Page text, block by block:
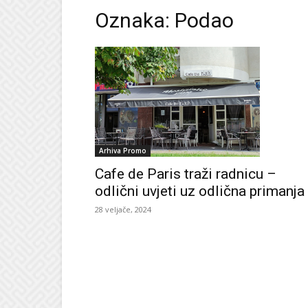
Oznaka: Podao
Arhiva Promo
Cafe de Paris traži radnicu –
odlični uvjeti uz odlična primanja
28 veljače, 2024